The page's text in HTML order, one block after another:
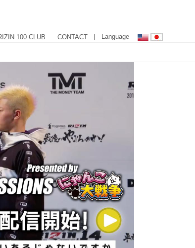
100 CLUB CONTACT | Language